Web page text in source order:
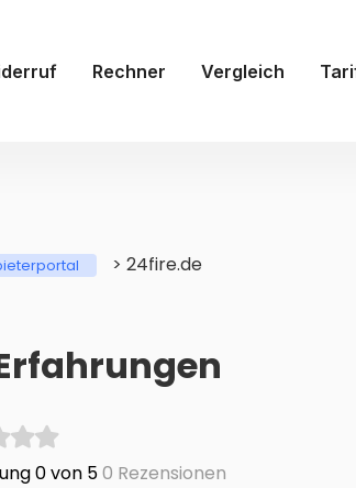
Rechner Vergleich
> 24fire.de
0 von 50 Rezensionen